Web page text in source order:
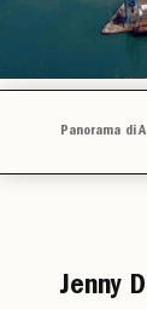
Panorama di
Jenny